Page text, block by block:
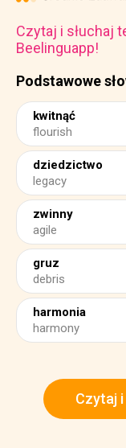
Podstawowe
kwitnąć
flourish
dziedzictwo
legacy
zwinny
agile
gruz
debris
harmonia
harmony
Czytaj i słuchaj
Beelinguapp!
Czytaj i